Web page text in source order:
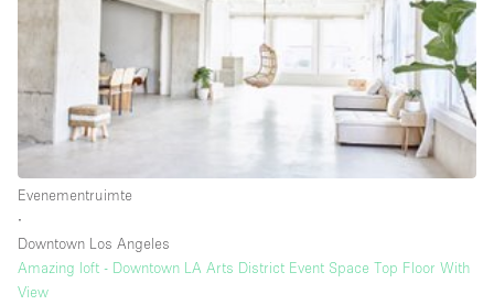
Restaurant / Bar / Café
Salon
Unieke ruimte
Vergaderruimte
Winkel delen
Winkelruimte in winkelcentrum
Evenementruimte
∙
Downtown Los Angeles
Amazing loft - Downtown LA Arts District Event Space Top Floor With
View